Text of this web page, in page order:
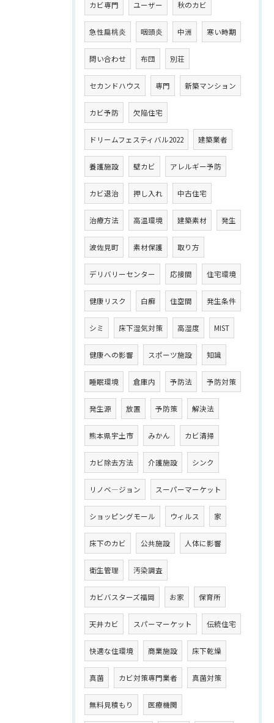
カビ専門 ユーザー 秋のカビ
急性扁桃炎 咽頭炎 中洲 寒い時期
問い合わせ 布団 別荘
セカンドハウス 専門 新築マンション
カビ予防 欠陥住宅
ドリームフェスティバル2022 建築業者
養護施設 壁カビ アレルギー予防
カビ退治 押し入れ 中古住宅
治療方法 高温環境 建築素材 発生
波佐見町 素材保護 取り方
デリバリーセンター 応接間 住宅環境
健康リスク 白癬 住空間 発生条件
シミ 床下湿気対策 高湿度 MIST
健康への影響 スポーツ施設 知識
睡眠環境 倉庫内 予防法 予防対策
発生源 放置 予防策 解決法
熊本県宇土市 みかん カビ清掃
カビ除去方法 介護施設 シンク
リノベ―ジョン スーパーマーケット
ショッピングモール ウィルス 家
床下のカビ 公共施設 人体に影響
衛生管理 汚染調査
カビバスターズ福岡 お家 保育所
天井カビ スパーマーケット 伝統住宅
快適な住環境 商業施設 床下乾燥
真菌 カビ対策専門業者 真菌対策
無料見積もり 医療機関